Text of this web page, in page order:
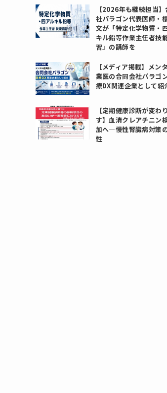
【2026年も継続担当
社パラゴン代表医師・
文が「特定化学物質・
キル鉛等作業主任者技
習」の講師を
【メディア掲載】メン
業医の合同会社パラゴ
療DX関連企業として紹
【定期健康診断が変わ
す】血清クレアチニン
加へ―慢性腎臓病対策
性